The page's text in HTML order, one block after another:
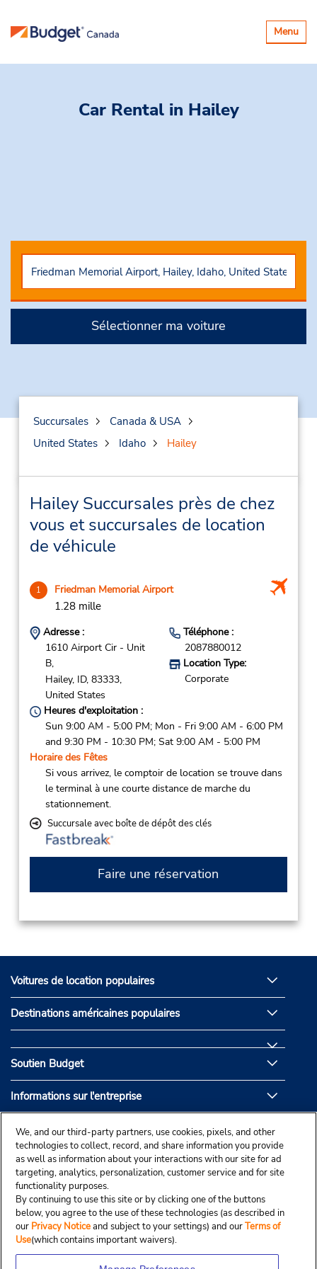
Basculer
la
Menu
Car Rental in Hailey
Sélectionner ma voiture
Succursales
Canada & USA
United States
Idaho Hailey
Hailey Succursales près de chez
vous et succursales de location
de véhicule
1 Friedman Memorial Airport
1.28 mille
Adresse :
1610 Airport Cir - Unit
B,
Hailey, ID, 83333,
United States
Téléphone :
2087880012
Location Type:
Corporate
Heures d'exploitation :
Sun 9:00 AM - 5:00 PM; Mon - Fri 9:00 AM - 6:00 PM
and 9:30 PM - 10:30 PM; Sat 9:00 AM - 5:00 PM
Horaire des Fêtes
Si vous arrivez, le comptoir de location se trouve dans
le terminal à une courte distance de marche du
stationnement.
Succursale avec boîte de dépôt des clés
Faire une réservation
Voitures de location populaires
Destinations américaines populaires
Soutien Budget
Informations sur l'entreprise
Partenaires de Budget
We, and our third-party partners, use cookies, pixels, and other
technologies to collect, record, and share information you provide
as well as information about your interactions with our site for ad
targeting, analytics, personalization, customer service and for site
functionality purposes.
By continuing to use this site or by clicking one of the buttons
below, you agree to the use of these technologies (as described in
our Privacy Noticeand subject to your settings) and ourTerms of
Use(which contains important waivers).